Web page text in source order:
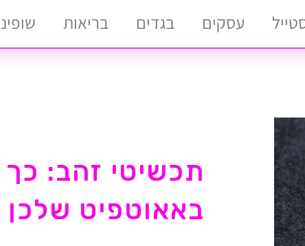
עסקים בגדים בריאות
תכשיטי זהב:
באאוטפיט שלכן